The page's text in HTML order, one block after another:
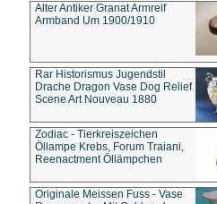
Alter Antiker Granat Armreif
Armband Um 1900/1910
Rar Historismus Jugendstil
Drache Dragon Vase Dog Relief
Scene Art Nouveau 1880
Zodiac - Tierkreiszeichen
Öllampe Krebs, Forum Traiani,
Reenactment Öllämpchen
Originale Meissen Fuss - Vase